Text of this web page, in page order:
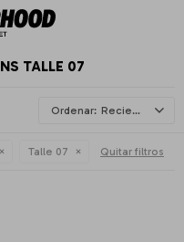
TALLE 07
Recientes
Talle 07 Quitar filtros